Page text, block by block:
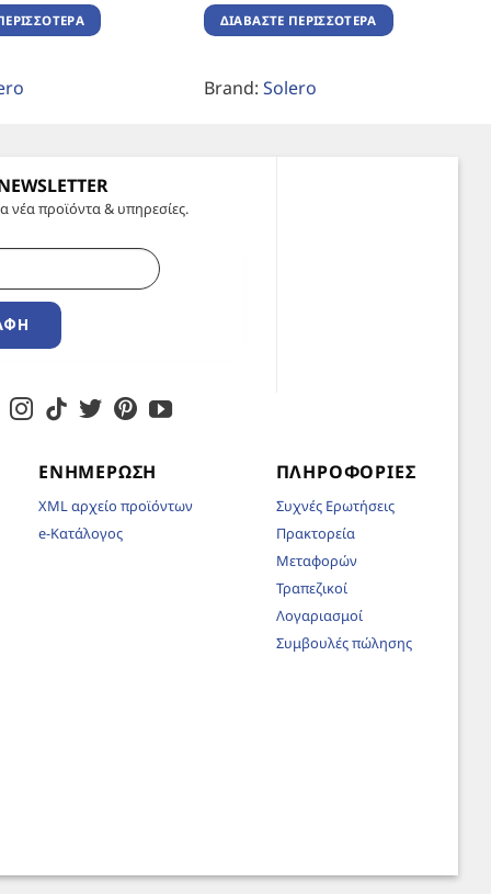
ΔΙΑΒΆΣΤΕ ΠΕΡΙΣΣΌΤΕΡΑ
Brand: Solero
νέα προϊόντα & υπηρεσίες.
ΕΝΗΜΈΡΩΣΗ
XML αρχείο προϊόντων
e-Κατάλογος
ΠΛΗΡΟΦΟΡΊΕΣ
Συχνές Ερωτήσεις
Πρακτορεία
Μεταφορών
Τραπεζικοί
Λογαριασμοί
Συμβουλές πώλησης